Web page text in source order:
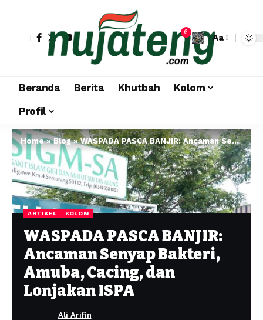
6
Aa
Beranda Berita Khutbah
Kolom
Profil
Home»Blog»WASPADA PASCA BANJIR: Ancaman Senyap Bakteri, Amuba, Cacing, dan Lonjakan ISPA
ARTIKEL KOLOM
WASPADA PASCA BANJIR:
Ancaman Senyap Bakteri,
Amuba, Cacing, dan
Lonjakan ISPA
Ali Arifin